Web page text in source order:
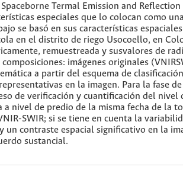
Termal Emission and
especiales que lo colocan como
se basó en sus características
en el distrito de riego Usocoello, en
remuestreada y susvalores de
imágenes originales
a partir del esquema de
en la imagen. Para la fase
de verificación y cuantificación del
a nivel de predio de la misma fecha de la
SWIR; si se tiene en cuenta la
un contraste espacial significativo en la
sustancial.